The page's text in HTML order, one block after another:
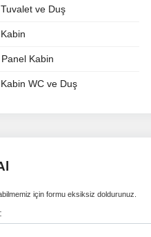
ve Duş
Kabin
WC ve Duş
için formu eksiksiz doldurunuz.